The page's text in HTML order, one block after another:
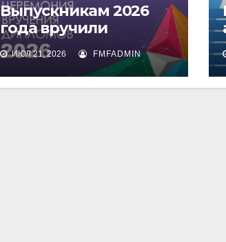
Выпускникам 2026
года вручили
дипломы о высшем
образовании
ИЮЛ 21, 2026 FMFADMIN